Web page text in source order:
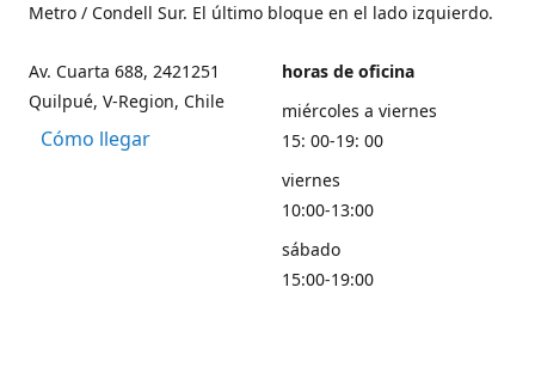
Metro / Condell Sur. El último bloque en el lado izquierdo.
Av. Cuarta 688, 2421251
Quilpué, V-Region, Chile
Cómo llegar
horas de oficina
miércoles a viernes
15: 00-19: 00
viernes
10:00-13:00
sábado
15:00-19:00